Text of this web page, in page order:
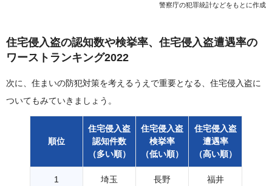
警察庁の犯罪統計などをもとに作成
住宅侵入盗の認知数や検挙率、住宅侵入盗遭遇率の
ワーストランキング2022
次に、住まいの防犯対策を考えるうえで重要となる、住宅侵入盗に
ついてもみていきましょう。
順位
住宅侵入盗
認知件数
（多い順）
住宅侵入盗
検挙率
（低い順）
住宅侵入盗
遭遇率
（高い順）
1 埼玉 長野 福井